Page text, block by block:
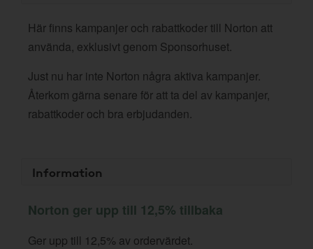
Här finns kampanjer och rabattkoder till Norton att
använda, exklusivt genom Sponsorhuset.
Just nu har inte Norton några aktiva kampanjer.
Återkom gärna senare för att ta del av kampanjer,
rabattkoder och bra erbjudanden.
Information
Norton ger upp till 12,5% tillbaka
Ger upp till 12,5% av ordervärdet.